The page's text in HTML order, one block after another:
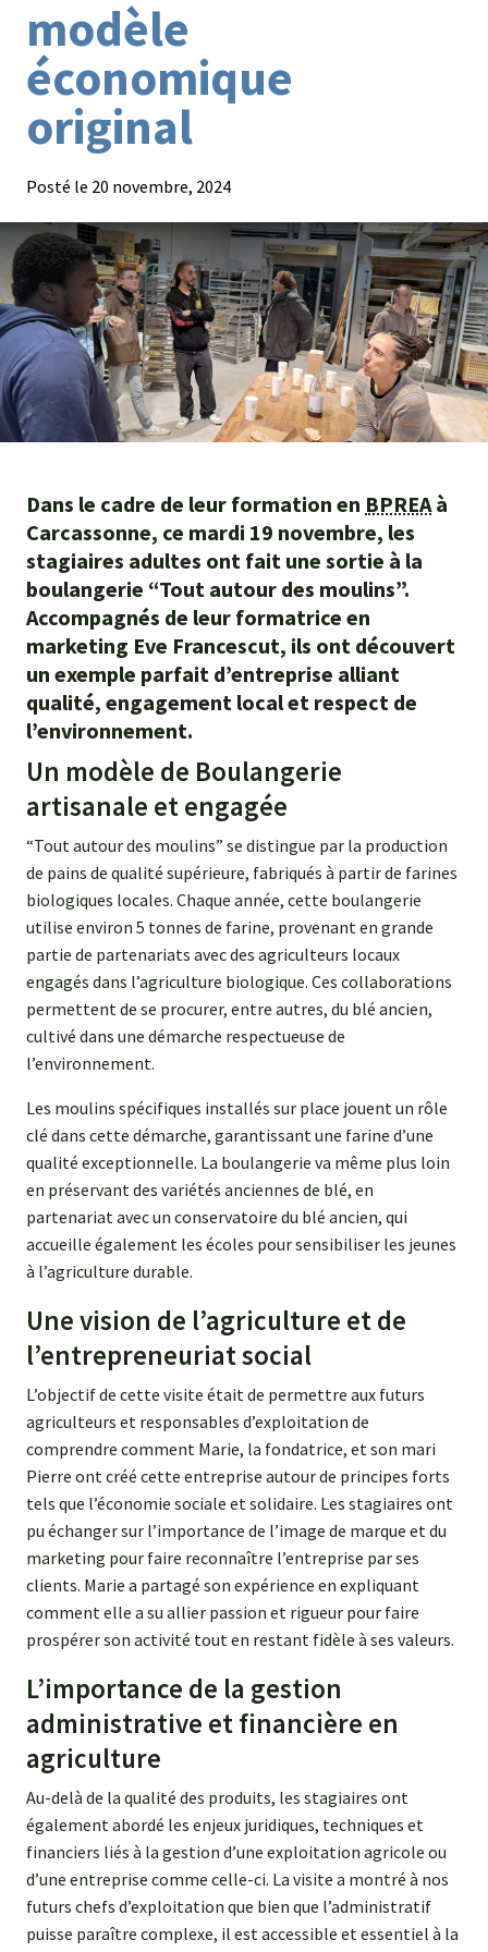
modèle
économique
original
Posté le 20 novembre, 2024
Dans le cadre de leur formation en BPREAà
Carcassonne, ce mardi 19 novembre, les
stagiaires adultes ont fait une sortie à la
boulangerie “Tout autour des moulins”.
Accompagnés de leur formatrice en
marketing Eve Francescut, ils ont découvert
un exemple parfait d’entreprise alliant
qualité, engagement local et respect de
l’environnement.
Un modèle de Boulangerie
artisanale et engagée
“Tout autour des moulins” se distingue par la production
de pains de qualité supérieure, fabriqués à partir de farines
biologiques locales. Chaque année, cette boulangerie
utilise environ 5 tonnes de farine, provenant en grande
partie de partenariats avec des agriculteurs locaux
engagés dans l’agriculture biologique. Ces collaborations
permettent de se procurer, entre autres, du blé ancien,
cultivé dans une démarche respectueuse de
l’environnement.
Les moulins spécifiques installés sur place jouent un rôle
clé dans cette démarche, garantissant une farine d’une
qualité exceptionnelle. La boulangerie va même plus loin
en préservant des variétés anciennes de blé, en
partenariat avec un conservatoire du blé ancien, qui
accueille également les écoles pour sensibiliser les jeunes
à l’agriculture durable.
Une vision de l’agriculture et de
l’entrepreneuriat social
L’objectif de cette visite était de permettre aux futurs
agriculteurs et responsables d’exploitation de
comprendre comment Marie, la fondatrice, et son mari
Pierre ont créé cette entreprise autour de principes forts
tels que l’économie sociale et solidaire. Les stagiaires ont
pu échanger sur l’importance de l’image de marque et du
marketing pour faire reconnaître l’entreprise par ses
clients. Marie a partagé son expérience en expliquant
comment elle a su allier passion et rigueur pour faire
prospérer son activité tout en restant fidèle à ses valeurs.
L’importance de la gestion
administrative et financière en
agriculture
Au-delà de la qualité des produits, les stagiaires ont
également abordé les enjeux juridiques, techniques et
financiers liés à la gestion d’une exploitation agricole ou
d’une entreprise comme celle-ci. La visite a montré à nos
futurs chefs d’exploitation que bien que l’administratif
puisse paraître complexe, il est accessible et essentiel à la